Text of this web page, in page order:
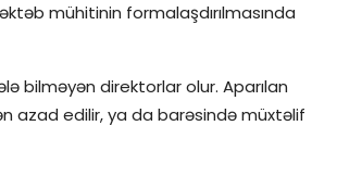
mühitinin formalaşdırılmasında
bilməyən direktorlar olur. Aparılan
azad edilir, ya da barəsində müxtəlif